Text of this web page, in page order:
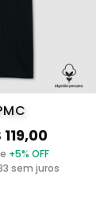
+5% OFF
sem juros